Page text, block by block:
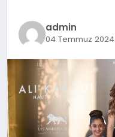
MAGAZIN
SIYASET
YAŞAM
DÜNYA
admin
04 Temmuz 2024